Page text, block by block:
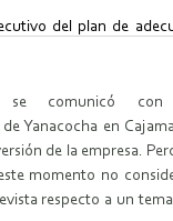
del plan de
se comunicó
Yanacocha en
de la empresa.
momento no
respecto a un